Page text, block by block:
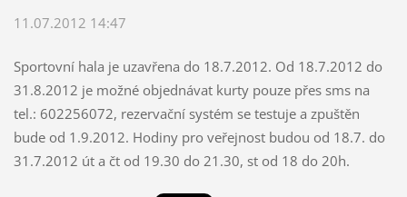
11.07.2012 14:47
Sportovní hala je uzavřena do 18.7.2012. Od 18.7.2012 do
31.8.2012 je možné objednávat kurty pouze přes sms na
tel.: 602256072, rezervační systém se testuje a zpuštěn
bude od 1.9.2012. Hodiny pro veřejnost budou od 18.7. do
31.7.2012 út a čt od 19.30 do 21.30, st od 18 do 20h.